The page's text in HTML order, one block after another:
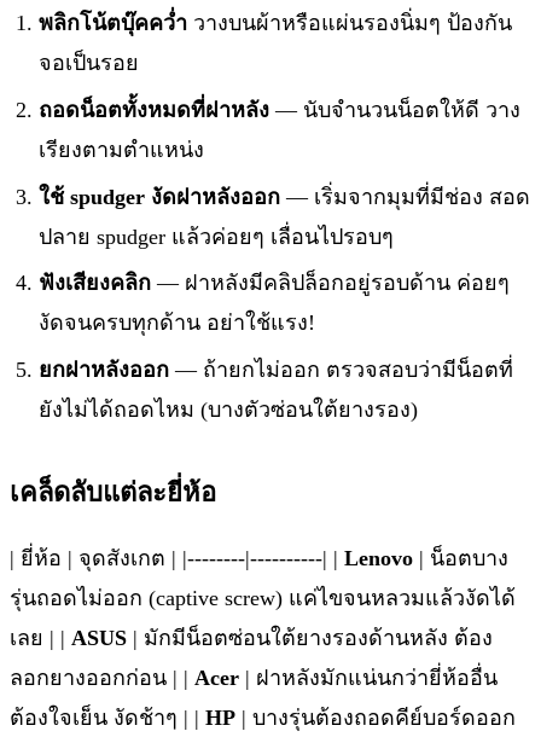
พลิกโน้ตบุ๊คคว่ำ วางบนผ้าหรือแผ่นรองนิ่มๆ ป้องกัน
จอเป็นรอย
ถอดน็อตทั้งหมดที่ฝาหลัง — นับจำนวนน็อตให้ดี วาง
เรียงตามตำแหน่ง
ใช้ spudger งัดฝาหลังออก — เริ่มจากมุมที่มีช่อง สอด
ปลาย spudger แล้วค่อยๆ เลื่อนไปรอบๆ
ฟังเสียงคลิก — ฝาหลังมีคลิปล็อกอยู่รอบด้าน ค่อยๆ
งัดจนครบทุกด้าน อย่าใช้แรง!
ยกฝาหลังออก — ถ้ายกไม่ออก ตรวจสอบว่ามีน็อตที่
ยังไม่ได้ถอดไหม (บางตัวซ่อนใต้ยางรอง)
เคล็ดลับแต่ละยี่ห้อ
| ยี่ห้อ | จุดสังเกต | |--------|----------| | Lenovo | น็อตบาง
รุ่นถอดไม่ออก (captive screw) แค่ไขจนหลวมแล้วงัดได้
เลย | | ASUS | มักมีน็อตซ่อนใต้ยางรองด้านหลัง ต้อง
ลอกยางออกก่อน | | Acer | ฝาหลังมักแน่นกว่ายี่ห้ออื่น
ต้องใจเย็น งัดช้าๆ | | HP | บางรุ่นต้องถอดคีย์บอร์ดออก